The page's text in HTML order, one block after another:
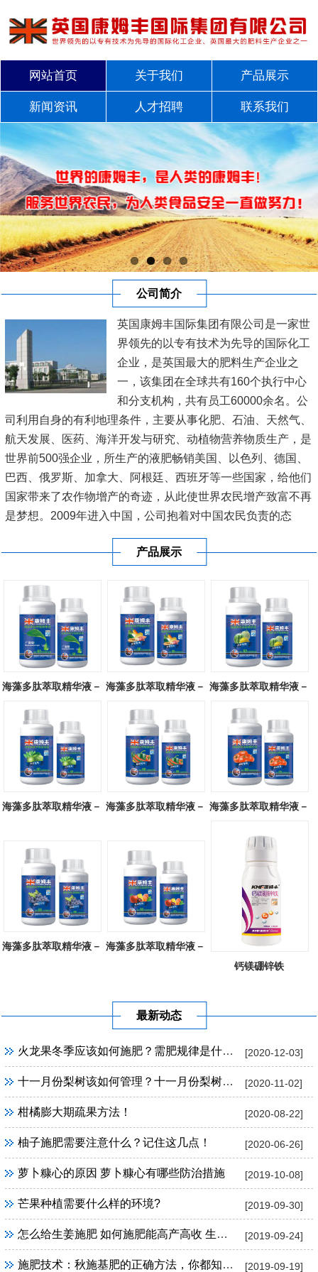
网站首页 关于我们 产品展示
新闻资讯 人才招聘 联系我们
公司简介
英国康姆丰国际集团有限公司是一家世
界领先的以专有技术为先导的国际化工
企业，是英国最大的肥料生产企业之
一，该集团在全球共有160个执行中心
和分支机构，共有员工60000余名。公
司利用自身的有利地理条件，主要从事化肥、石油、天然气、
航天发展、医药、海洋开发与研究、动植物营养物质生产，是
世界前500强企业，所生产的液肥畅销美国、以色列、德国、
巴西、俄罗斯、加拿大、阿根廷、西班牙等一些国家，给他们
国家带来了农作物增产的奇迹，从此使世界农民增产致富不再
是梦想。2009年进入中国，公司抱着对中国农民负责的态
东、广西、海南等20多...
[查看详情]
产品展示
海藻多肽萃取精华液－
广谱型
海藻多肽萃取精华液－
块茎专用
海藻多肽萃取精华液－
瓜类专用
海藻多肽萃取精华液－ 海藻多肽萃取精华液－ 海藻多肽萃取精华液－
海藻多肽萃取精华液－ 海藻多肽萃取精华液－
钙镁硼锌铁
最新动态
[2020-12-03]
火龙果冬季应该如何施肥？需肥规律是什么？
[2020-11-02]
十一月份梨树该如何管理？十一月份梨树管理方法！
[2020-08-22]
柑橘膨大期疏果方法！
[2020-06-26]
柚子施肥需要注意什么？记住这几点！
[2019-10-08]
萝卜糠心的原因 萝卜糠心有哪些防治措施
[2019-09-30]
芒果种植需要什么样的环境?
[2019-09-24]
怎么给生姜施肥 如何施肥能高产高收 生姜施肥技巧
[2019-09-19]
施肥技术：秋施基肥的正确方法，你都知道吗？